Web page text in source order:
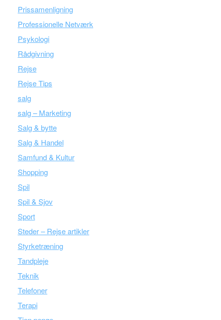
Prissamenligning
Professionelle Netværk
Psykologi
Rådgivning
Rejse
Rejse Tips
salg
salg – Marketing
Salg & bytte
Salg & Handel
Samfund & Kultur
Shopping
Spil
Spil & Sjov
Sport
Steder – Rejse artikler
Styrketræning
Tandpleje
Teknik
Telefoner
Terapi